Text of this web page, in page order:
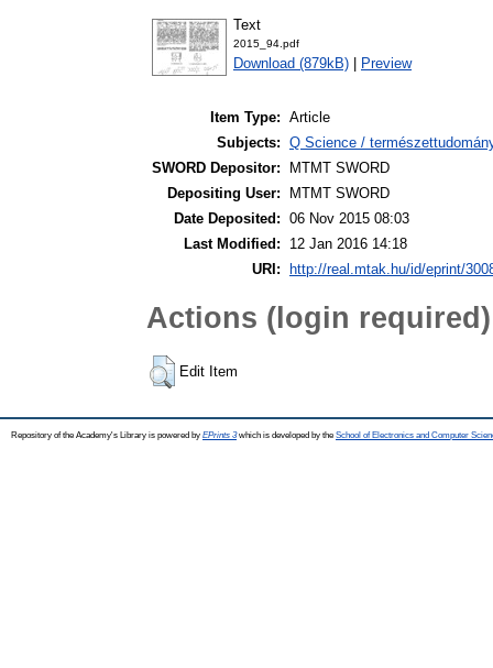
Text
2015_94.pdf
Download (879kB) Preview
Item Type: Article
Subjects: Q Science /
SWORD Depositor:
MTMT SWORD
Depositing User:
MTMT SWORD
Date Deposited: 06 Nov 2015 08:03
Last Modified:
12 Jan 2016 14:18
URI:
http://real.mtak.hu/id/eprint/
Actions (login required)
Edit Item
Repository of the Academy's Library is powered by EPrints 3which is developed by the School of Electronics and Computer